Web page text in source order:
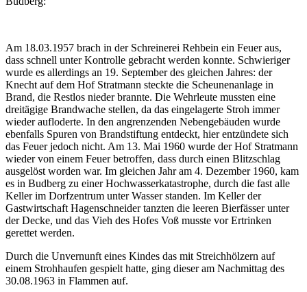
Am 18.03.1957 brach in der Schreinerei Rehbein ein Feuer aus,
dass schnell unter Kontrolle gebracht werden konnte. Schwieriger
wurde es allerdings an 19. September des gleichen Jahres: der
Knecht auf dem Hof Stratmann steckte die Scheunenanlage in
Brand, die Restlos nieder brannte. Die Wehrleute mussten eine
dreitägige Brandwache stellen, da das eingelagerte Stroh immer
wieder aufloderte. In den angrenzenden Nebengebäuden wurde
ebenfalls Spuren von Brandstiftung entdeckt, hier entzündete sich
das Feuer jedoch nicht. Am 13. Mai 1960 wurde der Hof Stratmann
wieder von einem Feuer betroffen, dass durch einen Blitzschlag
ausgelöst worden war. Im gleichen Jahr am 4. Dezember 1960, kam
es in Budberg zu einer Hochwasserkatastrophe, durch die fast alle
Keller im Dorfzentrum unter Wasser standen. Im Keller der
Gastwirtschaft Hagenschneider tanzten die leeren Bierfässer unter
der Decke, und das Vieh des Hofes Voß musste vor Ertrinken
gerettet werden.
Durch die Unvernunft eines Kindes das mit Streichhölzern auf
einem Strohhaufen gespielt hatte, ging dieser am Nachmittag des
30.08.1963 in Flammen auf.